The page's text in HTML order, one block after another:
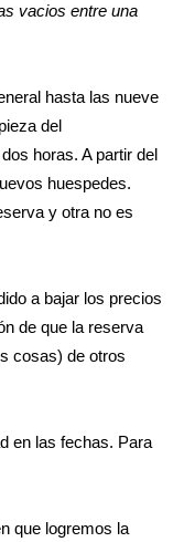
vacios entre una
hasta las nueve
del
horas. A partir del
huespedes.
y otra no es
a bajar los precios
de que la reserva
cosas) de otros
en las fechas. Para
que logremos la